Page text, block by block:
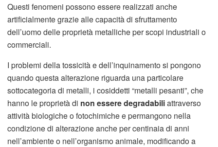
Questi fenomeni possono essere realizzati anche
artificialmente grazie alle capacità di sfruttamento
dell’uomo delle proprietà metalliche per scopi industriali o
commerciali.
I problemi della tossicità e dell’inquinamento si pongono
quando questa alterazione riguarda una particolare
sottocategoria di metalli, i cosiddetti “metalli pesanti”, che
hanno le proprietà di non essere degradabiliattraverso
attività biologiche o fotochimiche e permangono nella
condizione di alterazione anche per centinaia di anni
nell’ambiente o nell’organismo animale, modificando a